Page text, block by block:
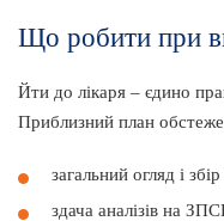
Що робити при
Йти до лікаря – єдино
Приблизний план
загальний огляд і
здача аналізів на